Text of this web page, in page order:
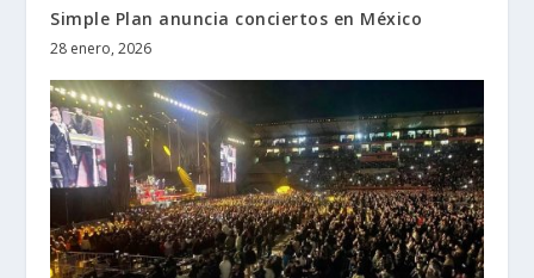
Simple Plan anuncia conciertos en México
28 enero, 2026